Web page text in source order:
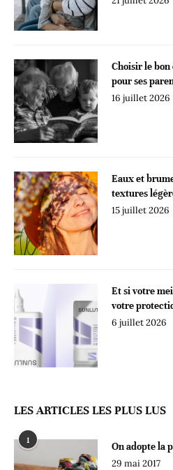
Choisir le bon
pour ses
16 juillet 2026
Eaux et
textures
15 juillet 2026
Et si votre
votre
6 juillet 2026
LES ARTICLES LES PLUS LUS
1
On adopte la
29 mai 2017